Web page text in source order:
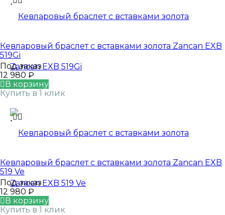
Кевларовый браслет с вставками золота Zancan EXB
519Gi
Под заказ
12 980 ₽
В корзину
Купить в 1 клик
Кевларовый браслет с вставками золота Zancan EXB
519 Ve
Под заказ
12 980 ₽
В корзину
Купить в 1 клик